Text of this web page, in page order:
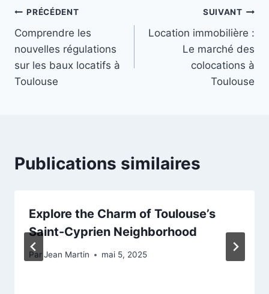
Navigation
de
l’article
PRÉCÉDENT
Comprendre les
nouvelles régulations
sur les baux locatifs à
Toulouse
SUIVANT
Location immobilière :
Le marché des
colocations à
Toulouse
Publications similaires
Explore the Charm of Toulouse’s
Saint-Cyprien Neighborhood
ParJean Martin mai 5, 2025